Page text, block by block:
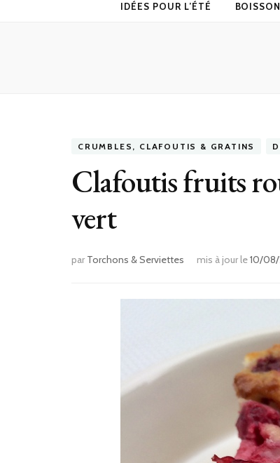
IDÉES POUR L’ÉTÉ
CRUMBLES, CLAFOUTIS & GRATINS
Clafoutis fruits
vert
par Torchons & Serviettes mis à jour le10/08/